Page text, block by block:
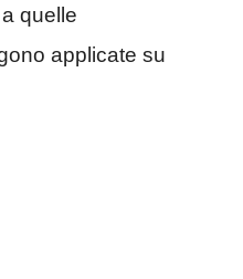
quelle
applicate su